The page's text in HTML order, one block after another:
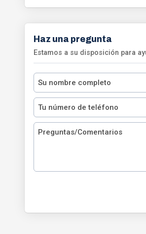
Haz una pregunta
Estamos a su disposición para